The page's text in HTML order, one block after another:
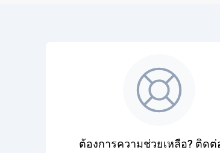
ต้องการความช่วยเหลือ? ติดต่